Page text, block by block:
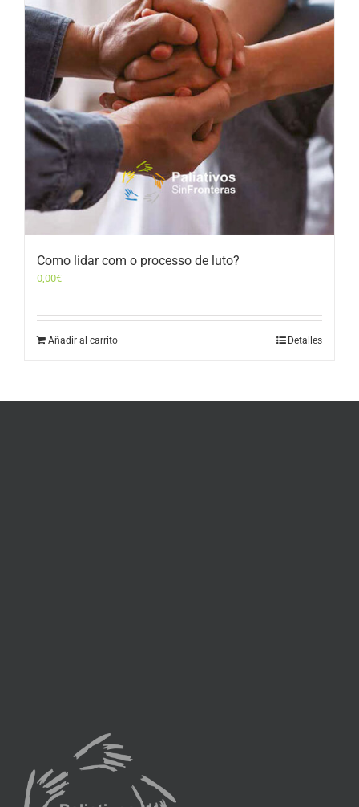
Como lidar com o processo de luto?
0,00€
Añadir al carrito Detalles